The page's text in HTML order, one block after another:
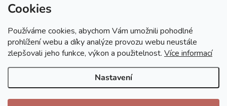
Cookies
Používáme cookies, abychom Vám umožnili pohodlné
prohlížení webu a díky analýze provozu webu neustále
zlepšovali jeho funkce, výkon a použitelnost. Více informací
Nastavení
Všeobecné obchodní podmínky
Spolupráce PRO & B2B